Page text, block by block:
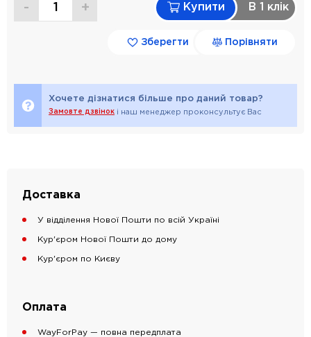
- + Купити В 1 клiк
Зберегти Порівняти
Хочете дізнатися більше про даний товар?
Замовте дзвінок і наш менеджер проконсультує Вас
Доставка
У відділення Нової Пошти по всій Україні
Кур'єром Нової Пошти до дому
Кур'єром по Києву
Оплата
WayForPay — повна передплата